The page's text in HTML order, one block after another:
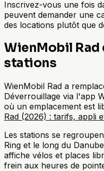
Inscrivez-vous une fois
peuvent demander une
des locations plutôt que
WienMobil Rad
stations
WienMobil Rad a
Déverrouillage via l'app
où un emplacement est
Rad (2026) : tarifs, appli
Les stations se
Ring et le long du
affiche vélos et places
frein aux heures de